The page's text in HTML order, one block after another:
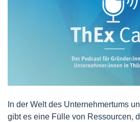
In der Welt des Unternehmertums
gibt es eine Fülle von Ressourcen,